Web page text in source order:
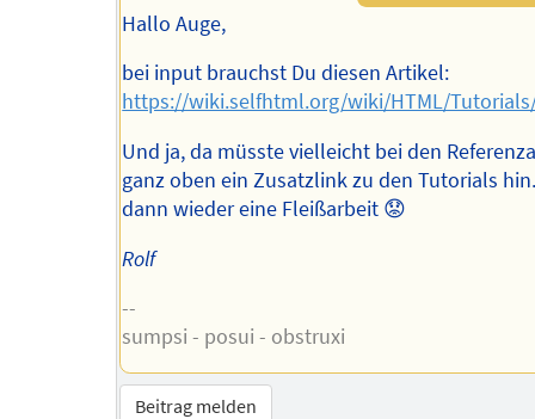
Hallo Auge,
bei input brauchst Du diesen Artikel:
https://wiki.selfhtml.org/wiki/HTML/
Und ja, da müsste vielleicht bei den
ganz oben ein Zusatzlink zu den Tutorials
dann wieder eine Fleißarbeit 😟
Rolf
--
sumpsi - posui - obstruxi
Beitrag melden